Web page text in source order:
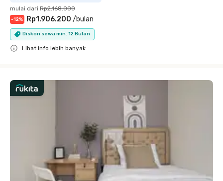
mulai dari Rp2.168.000
-12% Rp1.906.200 /bulan
Diskon sewa min. 12 Bulan
Lihat info lebih banyak